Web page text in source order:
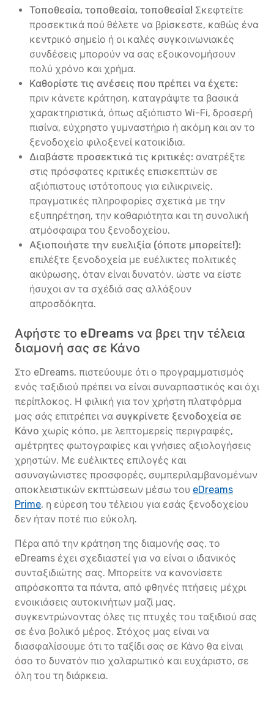
Τοποθεσία, τοποθεσία, τοποθεσία! Σκεφτείτε
προσεκτικά πού θέλετε να βρίσκεστε, καθώς ένα
κεντρικό σημείο ή οι καλές συγκοινωνιακές
συνδέσεις μπορούν να σας εξοικονομήσουν
πολύ χρόνο και χρήμα.
Καθορίστε τις ανέσεις που πρέπει να έχετε:
πριν κάνετε κράτηση, καταγράψτε τα βασικά
χαρακτηριστικά, όπως αξιόπιστο Wi-Fi, δροσερή
πισίνα, εύχρηστο γυμναστήριο ή ακόμη και αν το
ξενοδοχείο φιλοξενεί κατοικίδια.
Διαβάστε προσεκτικά τις κριτικές: ανατρέξτε
στις πρόσφατες κριτικές επισκεπτών σε
αξιόπιστους ιστότοπους για ειλικρινείς,
πραγματικές πληροφορίες σχετικά με την
εξυπηρέτηση, την καθαριότητα και τη συνολική
ατμόσφαιρα του ξενοδοχείου.
Αξιοποιήστε την ευελιξία (όποτε μπορείτε!):
επιλέξτε ξενοδοχεία με ευέλικτες πολιτικές
ακύρωσης, όταν είναι δυνατόν, ώστε να είστε
ήσυχοι αν τα σχέδιά σας αλλάξουν
απροσδόκητα.
Αφήστε το eDreams να βρει την τέλεια
διαμονή σας σε Κάνο
Στο eDreams, πιστεύουμε ότι ο προγραμματισμός
ενός ταξιδιού πρέπει να είναι συναρπαστικός και όχι
περίπλοκος. Η φιλική για τον χρήστη πλατφόρμα
μας σάς επιτρέπει να συγκρίνετε ξενοδοχεία σε
Κάνο χωρίς κόπο, με λεπτομερείς περιγραφές,
αμέτρητες φωτογραφίες και γνήσιες αξιολογήσεις
χρηστών. Με ευέλικτες επιλογές και
ασυναγώνιστες προσφορές, συμπεριλαμβανομένων
αποκλειστικών εκπτώσεων μέσω του eDreams
Prime, η εύρεση του τέλειου για εσάς ξενοδοχείου
δεν ήταν ποτέ πιο εύκολη.
Πέρα από την κράτηση της διαμονής σας, το
eDreams έχει σχεδιαστεί για να είναι ο ιδανικός
συνταξιδιώτης σας. Μπορείτε να κανονίσετε
απρόσκοπτα τα πάντα, από φθηνές πτήσεις μέχρι
ενοικιάσεις αυτοκινήτων μαζί μας,
συγκεντρώνοντας όλες τις πτυχές του ταξιδιού σας
σε ένα βολικό μέρος. Στόχος μας είναι να
διασφαλίσουμε ότι το ταξίδι σας σε Κάνο θα είναι
όσο το δυνατόν πιο χαλαρωτικό και ευχάριστο, σε
όλη του τη διάρκεια.